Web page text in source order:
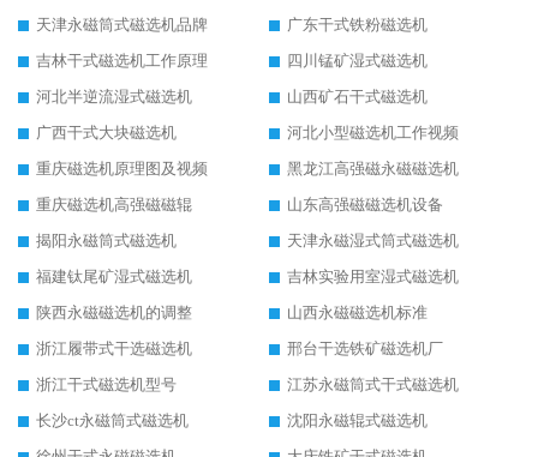
天津永磁筒式磁选机品牌
广东干式铁粉磁选机
吉林干式磁选机工作原理
四川锰矿湿式磁选机
河北半逆流湿式磁选机
山西矿石干式磁选机
广西干式大块磁选机
河北小型磁选机工作视频
重庆磁选机原理图及视频
黑龙江高强磁永磁磁选机
重庆磁选机高强磁磁辊
山东高强磁磁选机设备
揭阳永磁筒式磁选机
天津永磁湿式筒式磁选机
福建钛尾矿湿式磁选机
吉林实验用室湿式磁选机
陕西永磁磁选机的调整
山西永磁磁选机标准
浙江履带式干选磁选机
邢台干选铁矿磁选机厂
浙江干式磁选机型号
江苏永磁筒式干式磁选机
长沙ct永磁筒式磁选机
沈阳永磁辊式磁选机